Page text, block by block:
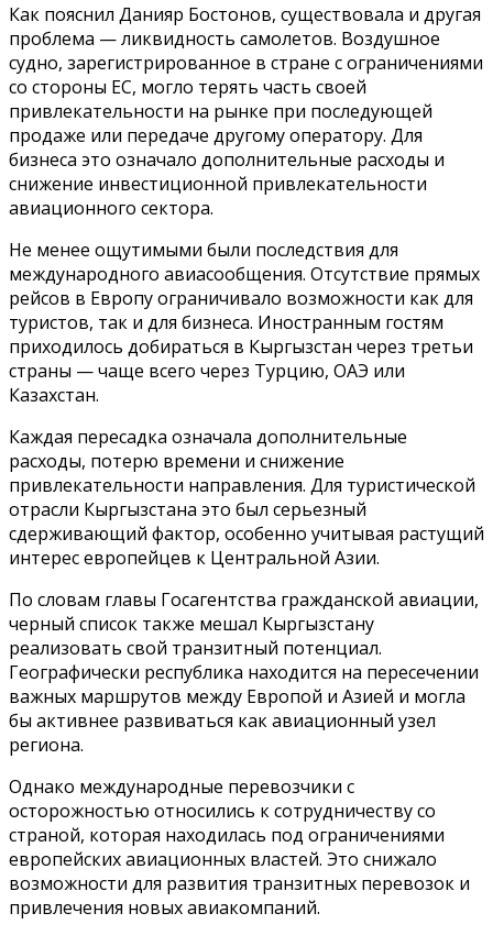
Как пояснил Данияр Бостонов, существовала и другая
проблема — ликвидность самолетов. Воздушное
судно, зарегистрированное в стране с ограничениями
со стороны ЕС, могло терять часть своей
привлекательности на рынке при последующей
продаже или передаче другому оператору. Для
бизнеса это означало дополнительные расходы и
снижение инвестиционной привлекательности
авиационного сектора.
Не менее ощутимыми были последствия для
международного авиасообщения. Отсутствие прямых
рейсов в Европу ограничивало возможности как для
туристов, так и для бизнеса. Иностранным гостям
приходилось добираться в Кыргызстан через третьи
страны — чаще всего через Турцию, ОАЭ или
Казахстан.
Каждая пересадка означала дополнительные
расходы, потерю времени и снижение
привлекательности направления. Для туристической
отрасли Кыргызстана это был серьезный
сдерживающий фактор, особенно учитывая растущий
интерес европейцев к Центральной Азии.
По словам главы Госагентства гражданской авиации,
черный список также мешал Кыргызстану
реализовать свой транзитный потенциал.
Географически республика находится на пересечении
важных маршрутов между Европой и Азией и могла
бы активнее развиваться как авиационный узел
региона.
Однако международные перевозчики с
осторожностью относились к сотрудничеству со
страной, которая находилась под ограничениями
европейских авиационных властей. Это снижало
возможности для развития транзитных перевозок и
привлечения новых авиакомпаний.